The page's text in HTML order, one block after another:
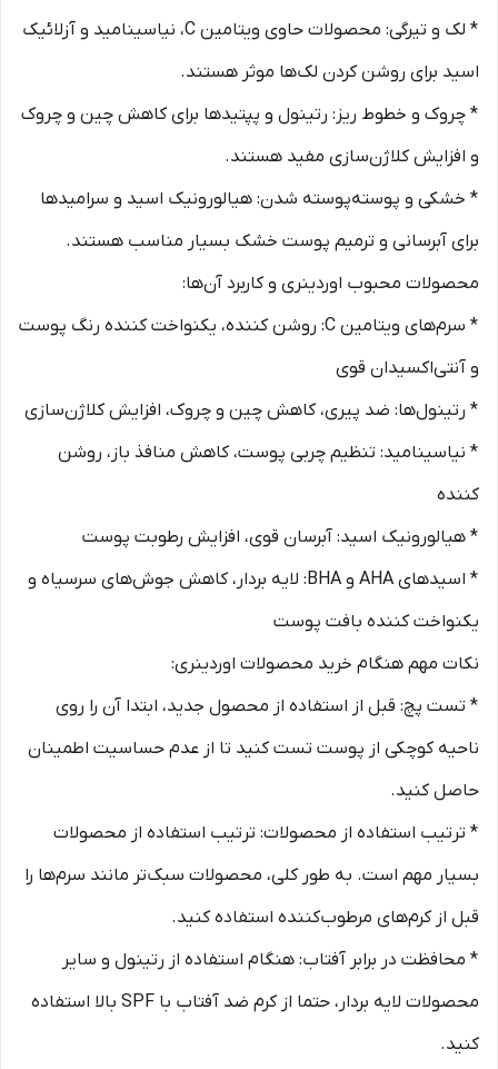
* لک و تیرگی: محصولات حاوی ویتامین C، نیاسینامید و آزلائیک
اسید برای روشن کردن لک‌ها موثر هستند.
* چروک و خطوط ریز: رتینول و پپتیدها برای کاهش چین و چروک
و افزایش کلاژن‌سازی مفید هستند.
* خشکی و پوسته‌پوسته شدن: هیالورونیک اسید و سرامیدها
برای آبرسانی و ترمیم پوست خشک بسیار مناسب هستند.
محصولات محبوب اوردینری و کاربرد آن‌ها:
* سرم‌های ویتامین C: روشن کننده، یکنواخت کننده رنگ پوست
و آنتی‌اکسیدان قوی
* رتینول‌ها: ضد پیری، کاهش چین و چروک، افزایش کلاژن‌سازی
* نیاسینامید: تنظیم چربی پوست، کاهش منافذ باز، روشن
کننده
* هیالورونیک اسید: آبرسان قوی، افزایش رطوبت پوست
* اسیدهای AHA و BHA: لایه بردار، کاهش جوش‌های سرسیاه و
یکنواخت کننده بافت پوست
نکات مهم هنگام خرید محصولات اوردینری:
* تست پچ: قبل از استفاده از محصول جدید، ابتدا آن را روی
ناحیه کوچکی از پوست تست کنید تا از عدم حساسیت اطمینان
حاصل کنید.
* ترتیب استفاده از محصولات: ترتیب استفاده از محصولات
بسیار مهم است. به طور کلی، محصولات سبک‌تر مانند سرم‌ها را
قبل از کرم‌های مرطوب‌کننده استفاده کنید.
* محافظت در برابر آفتاب: هنگام استفاده از رتینول و سایر
محصولات لایه بردار، حتما از کرم ضد آفتاب با SPF بالا استفاده
کنید.